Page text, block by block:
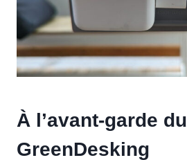
À l’avant-garde du
GreenDesking